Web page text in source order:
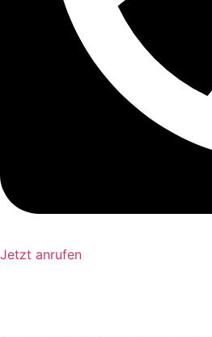
Jetzt anrufen